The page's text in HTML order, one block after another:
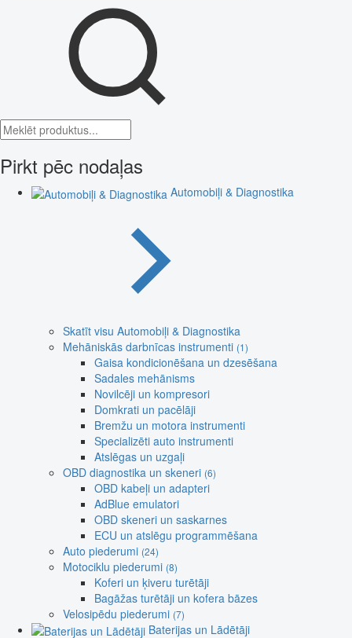
Pirkt pēc nodaļas
Automobiļi & Diagnostika
Skatīt visu Automobiļi & Diagnostika
Mehāniskās darbnīcas instrumenti (1)
Gaisa kondicionēšana un dzesēšana
Sadales mehānisms
Novilcēji un kompresori
Domkrati un pacēlāji
Bremžu un motora instrumenti
Specializēti auto instrumenti
Atslēgas un uzgaļi
OBD diagnostika un skeneri (6)
OBD kabeļi un adapteri
AdBlue emulatori
OBD skeneri un saskarnes
ECU un atslēgu programmēšana
Auto piederumi (24)
Motociklu piederumi (8)
Koferi un ķiveru turētāji
Bagāžas turētāji un kofera bāzes
Velosipēdu piederumi (7)
Baterijas un Lādētāji